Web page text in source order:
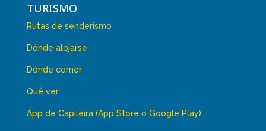
TURISMO
Rutas de senderismo
Dónde alojarse
Dónde comer
Qué ver
App de Capileira (App Store o Google Play)